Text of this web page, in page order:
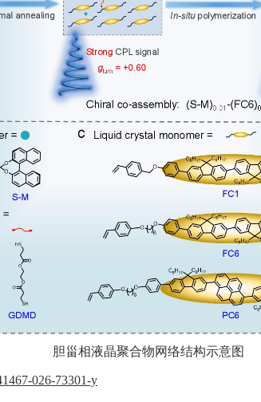
胆甾相液晶聚合物网络结构示意图
026-73301-y